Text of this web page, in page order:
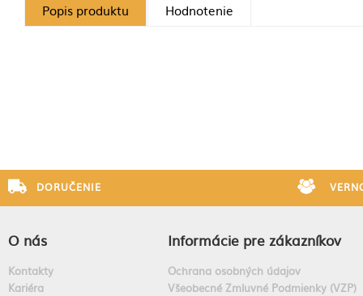
Popis produktu Hodnotenie
DORUČENIE
O nás
Kontakty
Kariéra
Informácie pre zákazníkov
Ochrana osobných údajov
Všeobecné Zmluvné Podmienky (VZP)